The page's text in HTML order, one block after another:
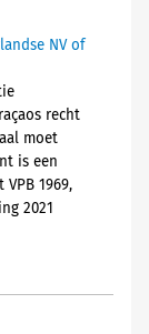
NV of
recht
moet
is een
1969,
2021